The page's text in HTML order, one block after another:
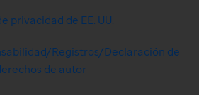
privacidad de EE. UU.
Registros/Declaración de
de autor